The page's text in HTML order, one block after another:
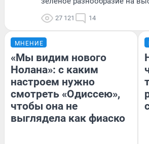
27 121 14
МНЕНИЕ
«Мы видим нового
Нолана»: с каким
настроем нужно
смотреть «Одиссею»,
чтобы она не
выглядела как фиаско